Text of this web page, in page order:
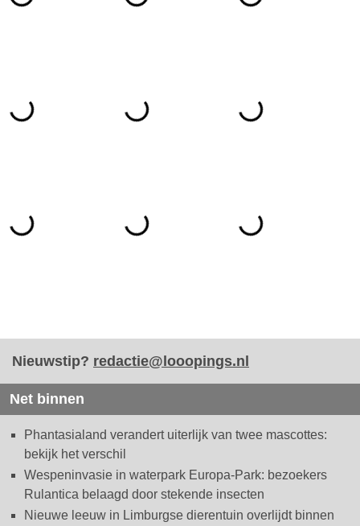
Nieuwstip? redactie@looopings.nl
Net binnen
Phantasialand verandert uiterlijk van twee mascottes:
bekijk het verschil
Wespeninvasie in waterpark Europa-Park: bezoekers
Rulantica belaagd door stekende insecten
Nieuwe leeuw in Limburgse dierentuin overlijdt binnen